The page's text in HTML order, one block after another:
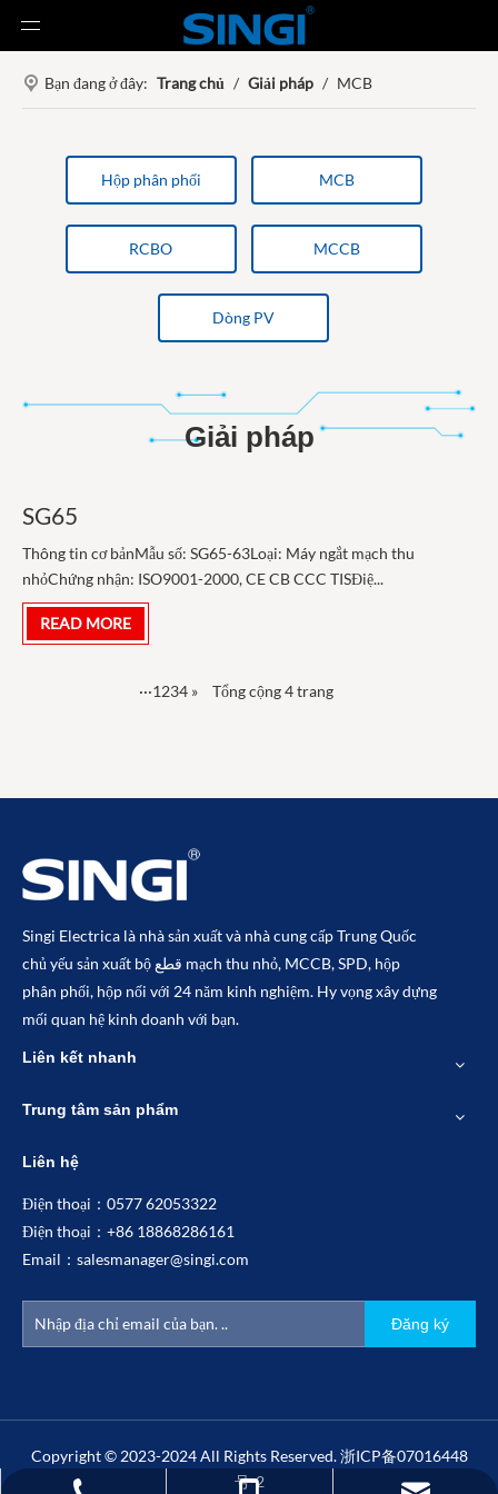
Bạn đang ở đây: Trang chủ / Giải pháp / MCB
Hộp phân phối MCB
RCBO MCCB
Dòng PV
Giải pháp
SG65
Thông tin cơ bảnMẫu số: SG65-63Loại: Máy ngắt mạch thu
nhỏChứng nhận: ISO9001-2000, CE CB CCC TISĐiệ...
READ MORE
···1234 » Tổng cộng 4 trang
Singi Electrica là nhà sản xuất và nhà cung cấp Trung Quốc
chủ yếu sản xuất bộ قطع mạch thu nhỏ, MCCB, SPD, hộp
phân phối, hộp nối với 24 năm kinh nghiệm. Hy vọng xây dựng
mối quan hệ kinh doanh với bạn.
Liên kết nhanh
Trung tâm sản phẩm
Liên hệ
Điện thoại：0577 62053322
Điện thoại：+86 18868286161
Email： salesmanager@singi.com
Đăng ký
Copyright © 2023-2024 All Rights Reserved.浙ICP备07016448
号-2